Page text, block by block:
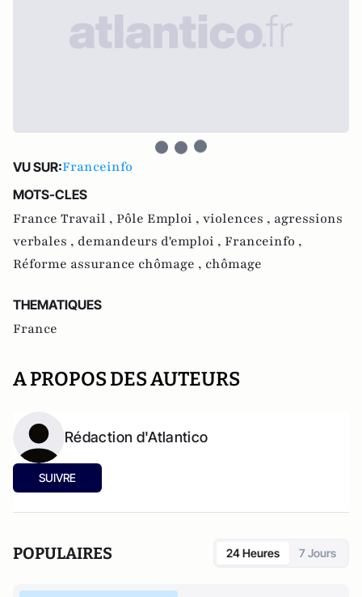
VU SUR:Franceinfo
MOTS-CLES
France Travail , Pôle Emploi , violences , agressions
verbales , demandeurs d'emploi , Franceinfo ,
Réforme assurance chômage , chômage
THEMATIQUES
France
A PROPOS DES AUTEURS
Rédaction d'Atlantico
SUIVRE
POPULAIRES 24 Heures 7 Jours